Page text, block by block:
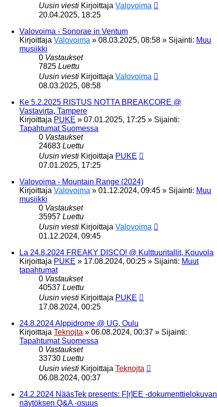
Uusin viesti Kirjoittaja Valovoima
20.04.2025, 18:25
Valovoima - Sonorae in Ventum
Kirjoittaja Valovoima » 08.03.2025, 08:58 » Sijainti: Muu
musiikki
0 Vastaukset
7825 Luettu
Uusin viesti Kirjoittaja Valovoima
08.03.2025, 08:58
Ke 5.2.2025 RISTUS NOTTA BREAKCORE @
Vastavirta, Tampere
Kirjoittaja PUKE » 07.01.2025, 17:25 » Sijainti:
Tapahtumat Suomessa
0 Vastaukset
24683 Luettu
Uusin viesti Kirjoittaja PUKE
07.01.2025, 17:25
Valovoima - Mountain Range (2024)
Kirjoittaja Valovoima » 01.12.2024, 09:45 » Sijainti: Muu
musiikki
0 Vastaukset
35957 Luettu
Uusin viesti Kirjoittaja Valovoima
01.12.2024, 09:45
La 24.8.2024 FREAKY DISCO! @ Kulttuuritallit, Kouvola
Kirjoittaja PUKE » 17.08.2024, 00:25 » Sijainti: Muut
tapahtumat
0 Vastaukset
40537 Luettu
Uusin viesti Kirjoittaja PUKE
17.08.2024, 00:25
24.8.2024 Alppidrome @ UG, Oulu
Kirjoittaja Teknojta » 06.08.2024, 00:37 » Sijainti:
Tapahtumat Suomessa
0 Vastaukset
33730 Luettu
Uusin viesti Kirjoittaja Teknojta
06.08.2024, 00:37
24.2.2024 NääsTek presents: F[r]EE -dokumenttielokuvan
näytöksen Q&A -osuus